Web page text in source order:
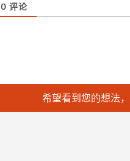
0 评论
希望看到您的想法